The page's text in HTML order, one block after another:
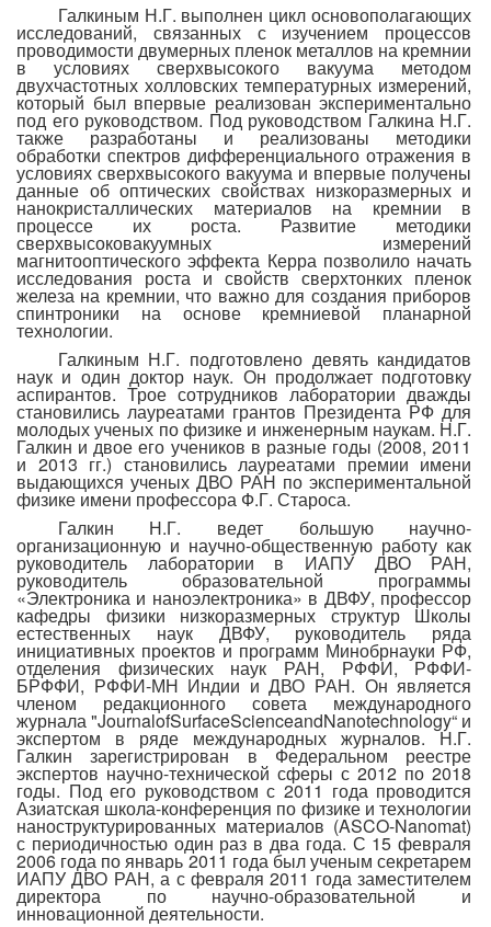
Галкиным Н.Г. выполнен цикл основополагающих
исследований, связанных с изучением процессов
проводимости двумерных пленок металлов на кремнии
в условиях сверхвысокого вакуума методом
двухчастотных холловских температурных измерений,
который был впервые реализован экспериментально
под его руководством. Под руководством Галкина Н.Г.
также разработаны и реализованы методики
обработки спектров дифференциального отражения в
условиях сверхвысокого вакуума и впервые получены
данные об оптических свойствах низкоразмерных и
нанокристаллических материалов на кремнии в
процессе их роста. Развитие методики
сверхвысоковакуумных измерений
магнитооптического эффекта Керра позволило начать
исследования роста и свойств сверхтонких пленок
железа на кремнии, что важно для создания приборов
спинтроники на основе кремниевой планарной
технологии.
Галкиным Н.Г. подготовлено девять кандидатов
наук и один доктор наук. Он продолжает подготовку
аспирантов. Трое сотрудников лаборатории дважды
становились лауреатами грантов Президента РФ для
молодых ученых по физике и инженерным наукам. Н.Г.
Галкин и двое его учеников в разные годы (2008, 2011
и 2013 гг.) становились лауреатами премии имени
выдающихся ученых ДВО РАН по экспериментальной
физике имени профессора Ф.Г. Староса.
Галкин Н.Г. ведет большую научно-
организационную и научно-общественную работу как
руководитель лаборатории в ИАПУ ДВО РАН,
руководитель образовательной программы
«Электроника и наноэлектроника» в ДВФУ, профессор
кафедры физики низкоразмерных структур Школы
естественных наук ДВФУ, руководитель ряда
инициативных проектов и программ Минобрнауки РФ,
отделения физических наук РАН, РФФИ, РФФИ-
БРФФИ, РФФИ-МН Индии и ДВО РАН. Он является
членом редакционного совета международного
журнала "JournalofSurfaceScienceandNanotechnology“ и
экспертом в ряде международных журналов. Н.Г.
Галкин зарегистрирован в Федеральном реестре
экспертов научно-технической сферы с 2012 по 2018
годы.Под его руководством с 2011 года проводится
Азиатская школа-конференция по физике и технологии
наноструктурированных материалов (ASCO-Nanomat)
с периодичностью один раз в два года. С 15 февраля
2006 года по январь 2011 года был ученым секретарем
ИАПУ ДВО РАН, а с февраля 2011 года заместителем
директора по научно-образовательной и
инновационной деятельности.